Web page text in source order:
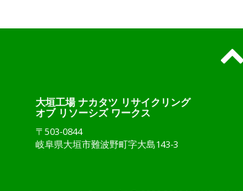
大垣工場 ナカタツ リサイクリング
オブ リソーシズ ワークス
〒503-0844
岐阜県大垣市難波野町字大島143-3